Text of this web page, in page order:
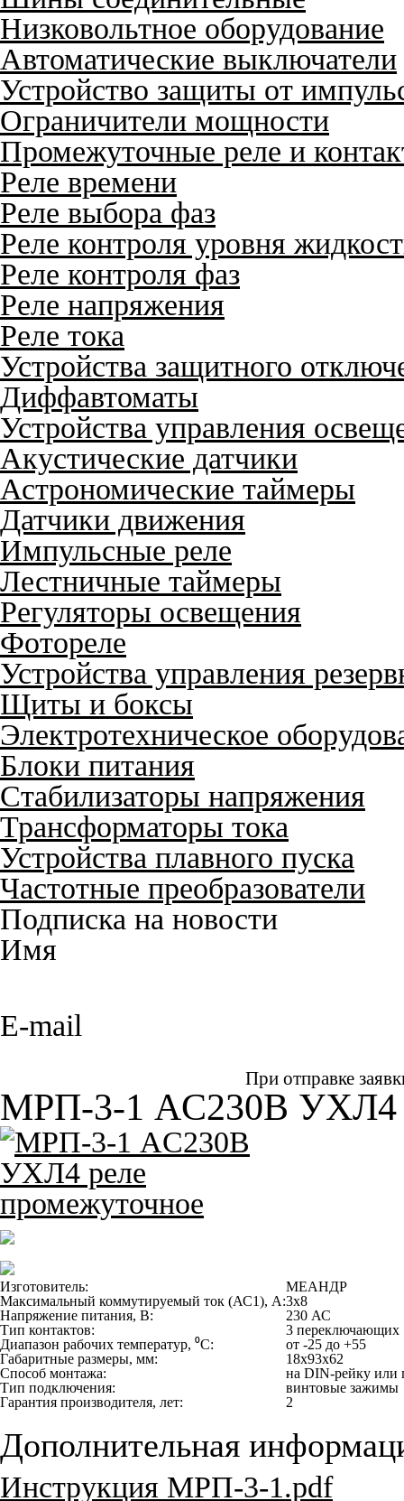
Низковольтное оборудование
Автоматические выключатели
Устройство защиты от
Ограничители мощности
Промежуточные реле и
Реле времени
Реле выбора фаз
Реле контроля уровня
Реле контроля фаз
Реле напряжения
Реле тока
Устройства защитного
Диффавтоматы
Устройства управления
Акустические датчики
Астрономические таймеры
Датчики движения
Импульсные реле
Лестничные таймеры
Регуляторы освещения
Фотореле
Устройства управления
Щиты и боксы
Электротехническое
Блоки питания
Стабилизаторы напряжения
Трансформаторы тока
Устройства плавного пуска
Частотные преобразователи
Подписка на новости
Имя
E-mail
При отправке
МРП-3-1 AC230В УХЛ4
Изготовитель:
МЕАНДР
Максимальный коммутируемый ток (АС1), А:3х8
Напряжение питания, В:
230 АС
Тип контактов:
3 переключающих
Диапазон рабочих температур, ⁰С:
от -25 до +55
Габаритные размеры, мм:
18x93x62
Способ монтажа:
на DIN-рейку или
Тип подключения:
винтовые зажимы
Гарантия производителя, лет:
2
Дополнительная
Инструкция МРП-3-1.pdf